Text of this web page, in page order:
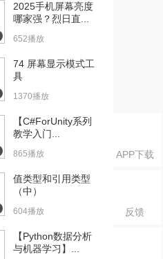
APP下载
反馈
及面光
图参数
图参数
13:26
2025手机屏幕亮度
哪家强？烈日直...
652播放
74 屏幕显示模式工
具
1370播放
【C#ForUnity系列
教学入门...
865播放
值类型和引用类型
（中）
604播放
【Python数据分析
与机器学习】...